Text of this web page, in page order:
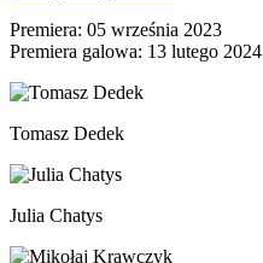
Premiera: 05 września 2023
Premiera galowa: 13 lutego 2024
Tomasz Dedek
Julia Chatys